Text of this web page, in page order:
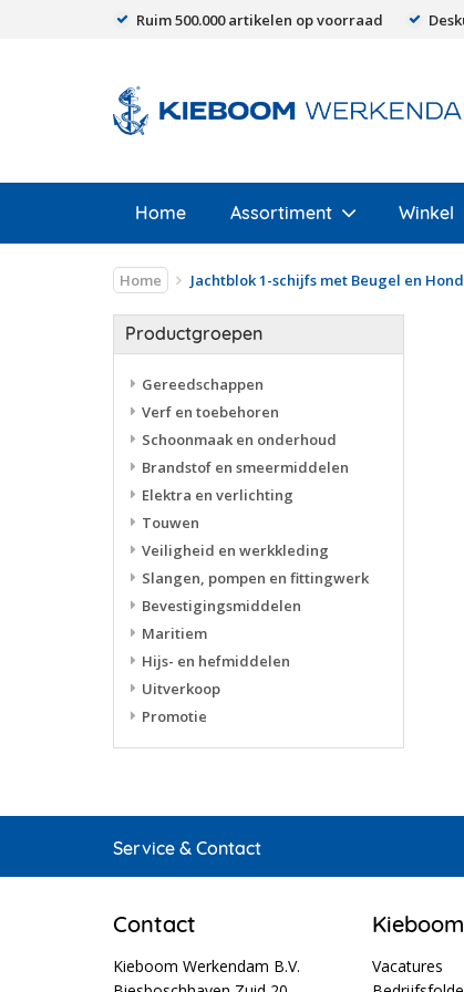
Ruim 500.000 artikelen op voorraad
Home Assortiment Winkel
Home Jachtblok 1-schijfs met Beugel en
Productgroepen
Gereedschappen
Verf en toebehoren
Schoonmaak en onderhoud
Brandstof en smeermiddelen
Elektra en verlichting
Touwen
Veiligheid en werkkleding
Slangen, pompen en fittingwerk
Bevestigingsmiddelen
Maritiem
Hijs- en hefmiddelen
Uitverkoop
Promotie
Service & Contact
Contact
Kieboom Werkendam B.V.
Kieboom
Vacatures